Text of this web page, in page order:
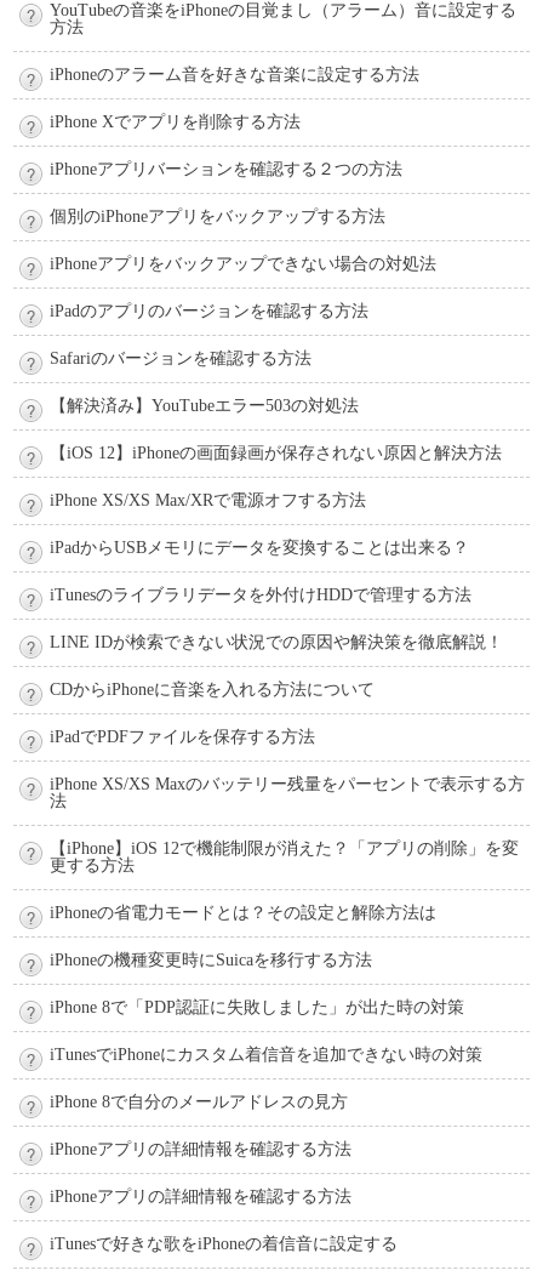
YouTubeの音楽をiPhoneの目覚まし（アラーム）音に設定する
方法
iPhoneのアラーム音を好きな音楽に設定する方法
iPhone Xでアプリを削除する方法
iPhoneアプリバーションを確認する２つの方法
個別のiPhoneアプリをバックアップする方法
iPhoneアプリをバックアップできない場合の対処法
iPadのアプリのバージョンを確認する方法
Safariのバージョンを確認する方法
【解決済み】YouTubeエラー503の対処法
【iOS 12】iPhoneの画面録画が保存されない原因と解決方法
iPhone XS/XS Max/XRで電源オフする方法
iPadからUSBメモリにデータを変換することは出来る？
iTunesのライブラリデータを外付けHDDで管理する方法
LINE IDが検索できない状況での原因や解決策を徹底解説！
CDからiPhoneに音楽を入れる方法について
iPadでPDFファイルを保存する方法
iPhone XS/XS Maxのバッテリー残量をパーセントで表示する方
法
【iPhone】iOS 12で機能制限が消えた？「アプリの削除」を変
更する方法
iPhoneの省電力モードとは？その設定と解除方法は
iPhoneの機種変更時にSuicaを移行する方法
iPhone 8で「PDP認証に失敗しました」が出た時の対策
iTunesでiPhoneにカスタム着信音を追加できない時の対策
iPhone 8で自分のメールアドレスの見方
iPhoneアプリの詳細情報を確認する方法
iPhoneアプリの詳細情報を確認する方法
iTunesで好きな歌をiPhoneの着信音に設定する